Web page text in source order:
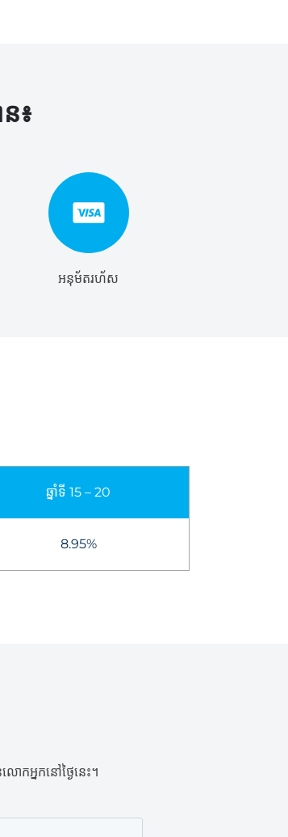
៖
អនុម័តរហ័ស
ឆ្នាំទី 15 – 20
8.95%
ោកអ្នកនៅថ្ងៃនេះ។